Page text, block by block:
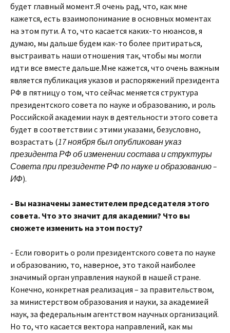
будет главный момент.Я очень рад, что, как мне
кажется, есть взаимопонимание в основных моментах
на этом пути. А то, что касается каких-то нюансов, я
думаю, мы дальше будем как-то более притираться,
выстраивать наши отношения так, чтобы мы могли
идти все вместе дальше.Мне кажется, что очень важным
является публикация указов и распоряжений президента
РФ в пятницу о том, что сейчас меняется структура
президентского совета по науке и образованию, и роль
Российской академии наук в деятельности этого совета
будет в соответствии с этими указами, безусловно,
возрастать (17 ноября был опубликован указ
президента РФ об изменении состава и структуры
Совета при президенте РФ по науке и образованию –
ИФ).
- Вы назначены заместителем председателя этого
совета. Что это значит для академии? Что вы
сможете изменить на этом посту?
- Если говорить о роли президентского совета по науке
и образованию, то, наверное, это такой наиболее
значимый орган управления наукой в нашей стране.
Конечно, конкретная реализация – за правительством,
за министерством образования и науки, за академией
наук, за федеральным агентством научных организаций.
Но то, что касается вектора направлений, как мы